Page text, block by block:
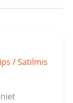
/Satilmis